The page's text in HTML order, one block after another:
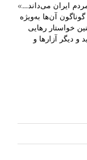
ایران می‌داند…»
آن‌ها به‌ویژه
خواستار رهایی
دیگر آزارها و